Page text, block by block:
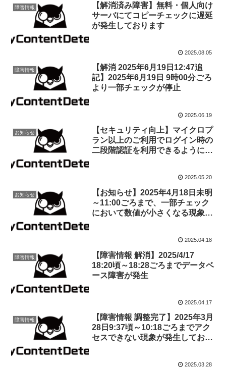
障害情報
【解消済み障害】無料・個人向け
サーバにてコピーチェックに遅延
が発生しております
2025.08.05
障害情報
【解消 2025年6月19日12:47追
記】2025年6月19日 9時00分ごろ
より一部チェックが停止
2025.06.19
お知らせ
【セキュリティ向上】マイクロプ
ラン以上のご利用でログイン時の
二段階認証を利用できるようにな
2025.05.20
お知らせ
【お知らせ】2025年4月18日未明
～11:00ごろまで、一部チェック
において数値が小さくなる現象が
2025.04.18
障害情報
【障害情報 解消】2025/4/17
18:20頃～18:28ごろまでデータベ
ース障害が発生
2025.04.17
障害情報
【障害情報 調整完了】2025年3月
28日9:37頃～10:18ごろまでアク
セスできない現象が発生しており
2025.03.28